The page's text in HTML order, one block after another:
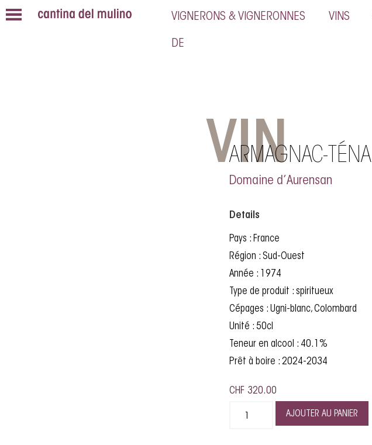
VIGNERONS & VIGNERONNES VINS
VIN
ARMAGNAC-
Domaine d’Aurensan
Details
Pays : France
Région : Sud-Ouest
Année : 1974
Type de produit : spiritueux
Cépages : Ugni-blanc, Colombard
Unité : 50cl
Teneur en alcool : 40.1%
Prêt à boire : 2024-2034
CHF 320.00
AJOUTER AU PANIER